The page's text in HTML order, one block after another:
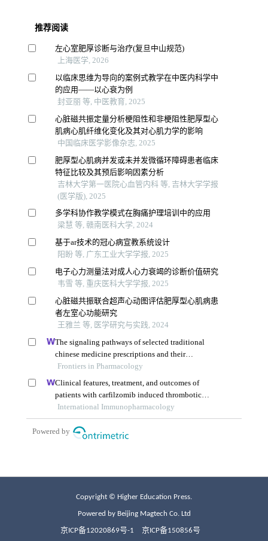
Copyright © Higher Education Press.
Powered by Beijing Magtech Co. Ltd
京ICP备12020869号-1 京ICP备150856号